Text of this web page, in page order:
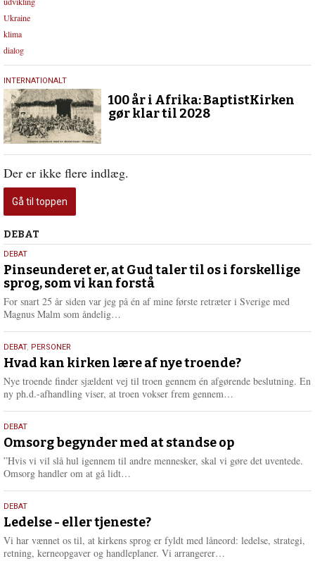
Ukraine
klima
dialog
20.
januar
2026
INTERNATIONALT
100 år i Afrika: BaptistKirken
gør klar til 2028
Der er ikke flere indlæg.
Gå til toppen
Debat
DEBAT
5.
august
2026
DEBAT
Pinseunderet er, at Gud taler til os i forskellige
sprog, som vi kan forstå
For snart 25 år siden var jeg på én af mine første retræter i Sverige med
Magnus Malm som åndelig…
e
r
e
25.
juli
2026
DEBAT, PERSONER
Hvad kan kirken lære af nye troende?
Nye troende finder sjældent vej til troen gennem én afgørende beslutning. En
ny ph.d.-afhandling viser, at troen vokser frem gennem…
e
r
e
9.
juli
2026
DEBAT
Omsorg begynder med at standse op
”Hvis vi vil slå hul igennem til andre mennesker, skal vi gøre det uventede.
Omsorg handler om at gå lidt…
e
r
e
10.
juni
2026
DEBAT
Ledelse - eller tjeneste?
Vi har vænnet os til, at kirkens sprog er fyldt med låneord: ledelse, strategi,
retning, kerneopgaver og handleplaner. Vi arrangerer…